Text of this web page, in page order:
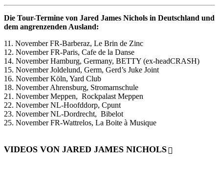
Die Tour-Termine von Jared James Nichols in Deutschland und
dem angrenzenden Ausland:
11. November FR-Barberaz, Le Brin de Zinc
12. November FR-Paris, Cafe de la Danse
14. November Hamburg, Germany, BETTY (ex-headCRASH)
15. November Joldelund, Germ, Gerd’s Juke Joint
16. November Köln, Yard Club
18. November Ahrensburg, Stromarnschule
21. November Meppen, Rockpalast Meppen
22. November NL-Hoofddorp, Cpunt
23. November NL-Dordrecht, Bibelot
25. November FR-Wattrelos, La Boite à Musique
VIDEOS VON JARED JAMES NICHOLS